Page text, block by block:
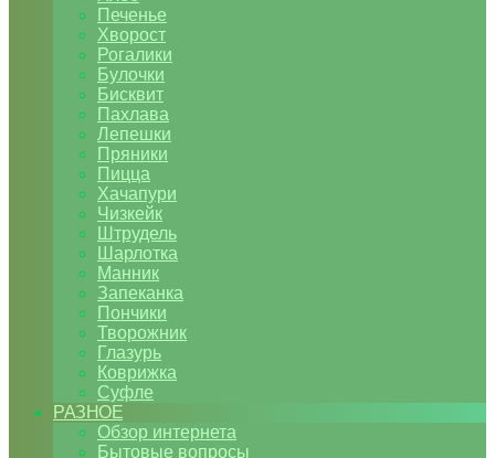
Печенье
Хворост
Рогалики
Булочки
Бисквит
Пахлава
Лепешки
Пряники
Пицца
Хачапури
Чизкейк
Штрудель
Шарлотка
Манник
Запеканка
Пончики
Творожник
Глазурь
Коврижка
Суфле
РАЗНОЕ
Обзор интернета
Бытовые вопросы